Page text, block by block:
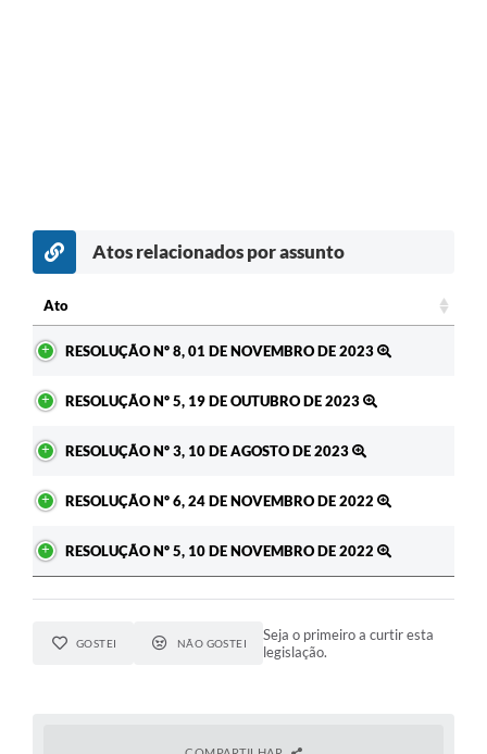
Atos relacionados por assunto
Ato
RESOLUÇÃO Nº 8, 01 DE NOVEMBRO DE 2023
RESOLUÇÃO Nº 5, 19 DE OUTUBRO DE 2023
RESOLUÇÃO Nº 3, 10 DE AGOSTO DE 2023
RESOLUÇÃO Nº 6, 24 DE NOVEMBRO DE 2022
RESOLUÇÃO Nº 5, 10 DE NOVEMBRO DE 2022
GOSTEI NÃO GOSTEI
Seja o primeiro a curtir esta
legislação.